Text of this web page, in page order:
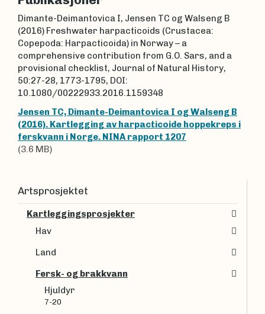
Dimante-Deimantovica I, Jensen TC og Walseng B
(2016) Freshwater harpacticoids (Crustacea:
Copepoda: Harpacticoida) in Norway – a
comprehensive contribution from G.O. Sars, and a
provisional checklist, Journal of Natural History,
50:27-28, 1773-1795, DOI:
10.1080/00222933.2016.1159348
Jensen TC, Dimante-Deimantovica I og Walseng B
(2016). Kartlegging av harpacticoide hoppekreps i
ferskvann i Norge. NINA rapport 1207
(3.6 MB)
Artsprosjektet
Kartleggingsprosjekter
Hav
Land
Fersk- og brakkvann
Hjuldyr
7-20